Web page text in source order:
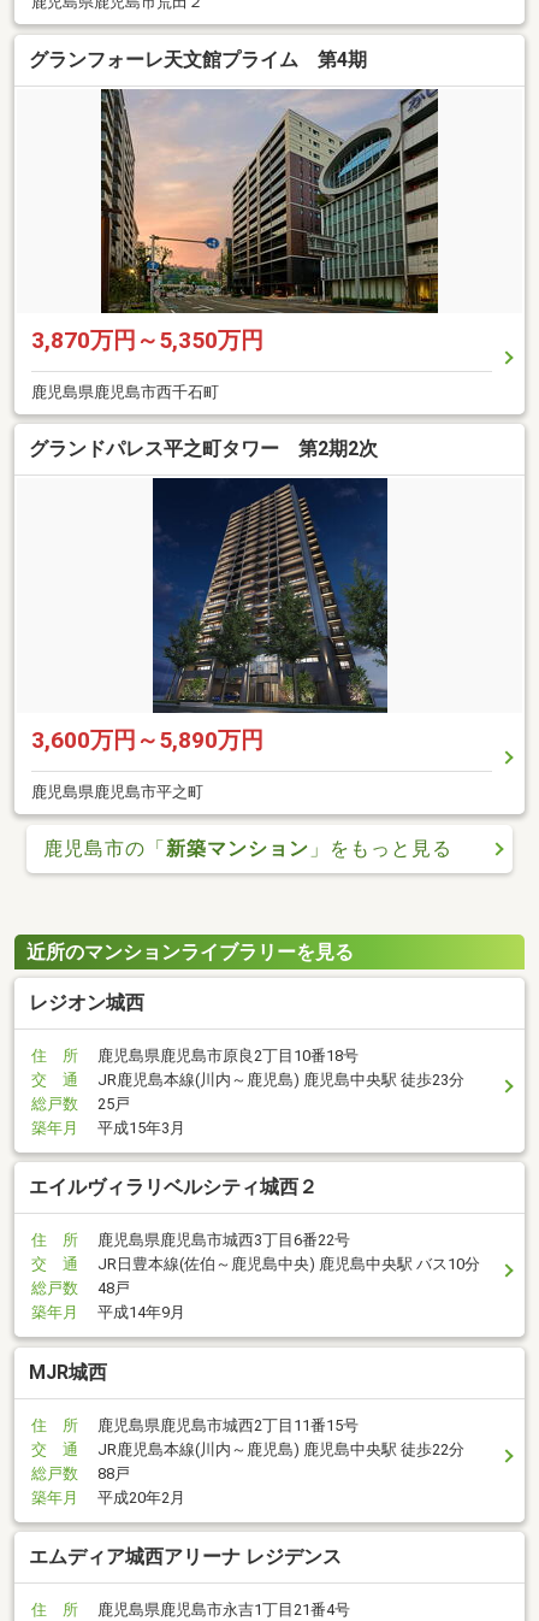
グランフォーレ天文館プライム 第4期
3,870万円～5,350万円
鹿児島県鹿児島市西千石町
グランドパレス平之町タワー 第2期2次
3,600万円～5,890万円
鹿児島県鹿児島市平之町
鹿児島市の「新築マンション 」をもっと見る
近所のマンションライブラリーを見る
レジオン城西
住 所
鹿児島県鹿児島市原良2丁目10番18号
交 通
JR鹿児島本線(川内～鹿児島) 鹿児島中央駅 徒歩23分
総戸数
25戸
築年月
平成15年3月
エイルヴィラリベルシティ城西２
住 所
鹿児島県鹿児島市城西3丁目6番22号
交 通
JR日豊本線(佐伯～鹿児島中央) 鹿児島中央駅 バス10分
総戸数
48戸
築年月
平成14年9月
MJR城西
住 所
鹿児島県鹿児島市城西2丁目11番15号
交 通
JR鹿児島本線(川内～鹿児島) 鹿児島中央駅 徒歩22分
総戸数
88戸
築年月
平成20年2月
エムディア城西アリーナ レジデンス
住 所
鹿児島県鹿児島市永吉1丁目21番4号